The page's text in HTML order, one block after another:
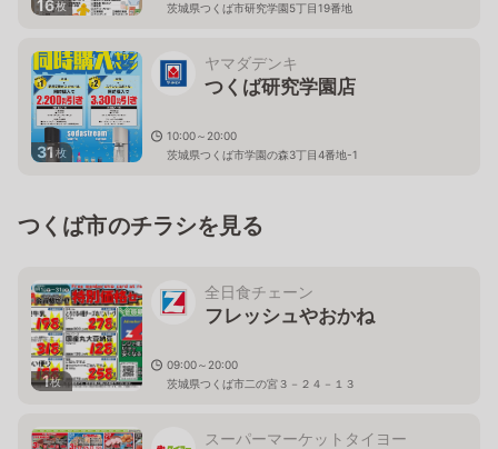
16枚 茨城県つくば市研究学園5丁目19番地
31枚
ヤマダデンキ
つくば研究学園店
10:00～20:00
茨城県つくば市学園の森3丁目4番地-1
つくば市のチラシを見る
1枚
全日食チェーン
フレッシュやおかね
09:00～20:00
茨城県つくば市二の宮３－２４－１３
スーパーマーケットタイヨー